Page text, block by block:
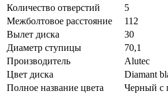
Количество отверстий
5
Межболтовое расстояние
112
Вылет диска
30
Диаметр ступицы
70,1
Производитель
Alutec
Цвет диска
Diamant
Полное название цвета
Черный с